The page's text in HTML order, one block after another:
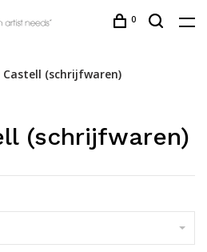
0
Castell (schrijfwaren)
(schrijfwaren)